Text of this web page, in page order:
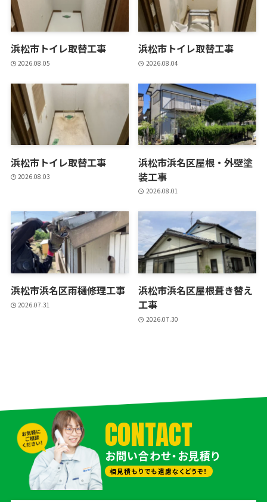
浜松市トイレ取替工事
2026.08.05
浜松市トイレ取替工事
2026.08.04
浜松市トイレ取替工事
2026.08.03
浜松市浜名区屋根・外壁塗
装工事
2026.08.01
浜松市浜名区雨樋修理工事
2026.07.31
浜松市浜名区屋根葺き替え
工事
2026.07.30
CONTACT
お問い合わせ・お見積り
相見積もりでも遠慮なくどうぞ！